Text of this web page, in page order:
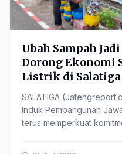
Ubah Sampah
Dorong Ekonomi
Listrik di Salatiga
SALATIGA
Induk Pembangunan
terus memperkuat